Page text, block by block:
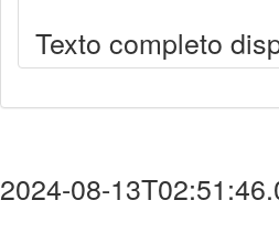
Texto completo
2024-08-